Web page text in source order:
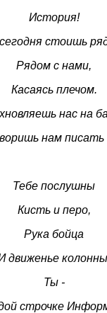
История!
стоишь
Рядом с нами,
Касаясь плечом.
нас на
нам писать
Тебе послушны
Кисть и перо,
Рука бойца
движенье
Ты -
строчке